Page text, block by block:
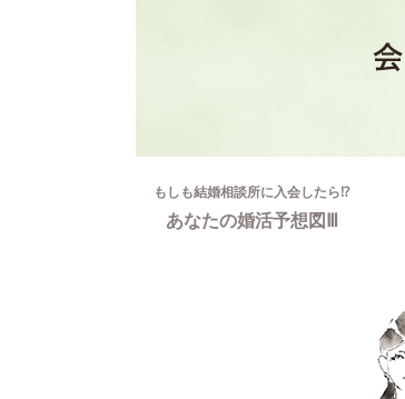
もしも結婚相談所に入会したら⁉
あなたの婚活予想図Ⅲ